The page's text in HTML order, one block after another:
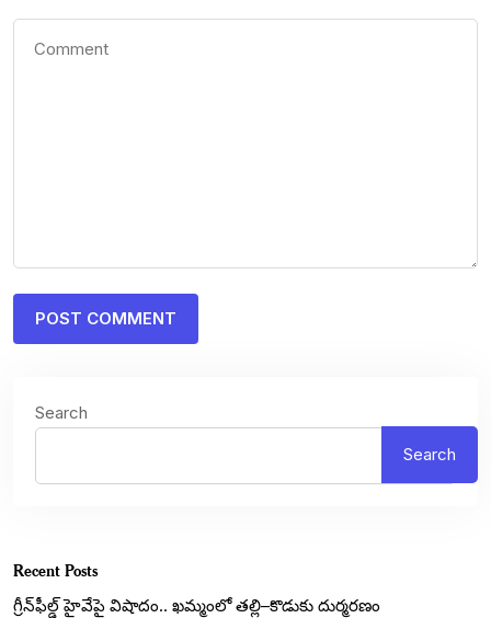
Search
Search
Recent Posts
గ్రీన్‌ఫీల్డ్ హైవేపై విషాదం.. ఖమ్మంలో తల్లి–కొడుకు దుర్మరణం